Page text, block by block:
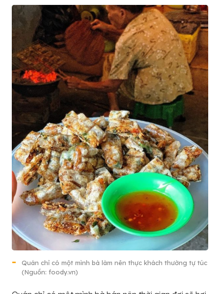
Quán chỉ có một mình bà làm nên thực khách thường tự túc
(Nguồn: foody.vn)